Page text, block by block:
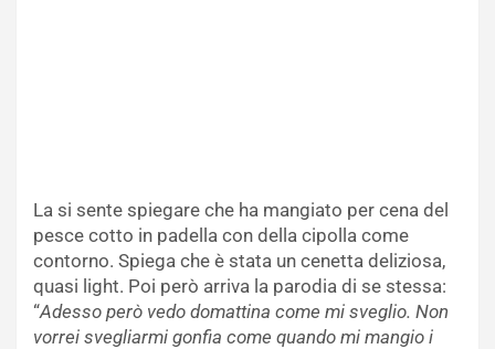
La si sente spiegare che ha mangiato per cena del
pesce cotto in padella con della cipolla come
contorno. Spiega che è stata un cenetta deliziosa,
quasi light. Poi però arriva la parodia di se stessa:
“Adesso però vedo domattina come mi sveglio. Non
vorrei svegliarmi gonfia come quando mi mangio i